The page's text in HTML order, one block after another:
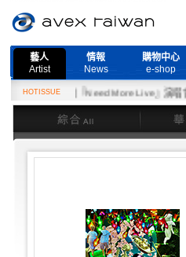
藝人
Artist
情報
News
購物中心
e-shop
HOTISSUE
27日『Need More Live』演唱會取消公告
綜合